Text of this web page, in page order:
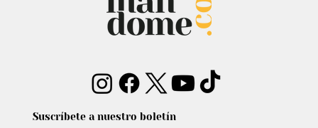
Suscríbete a nuestro boletín